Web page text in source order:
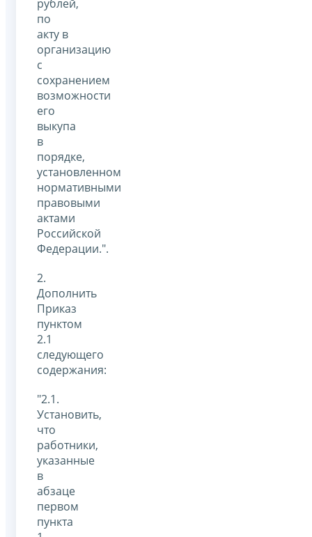
рублей,
по
акту в
организацию
с
сохранением
возможности
его
выкупа
в
порядке,
установленном
нормативными
правовыми
актами
Российской
Федерации.".
2.
Дополнить
Приказ
пунктом
2.1
следующего
содержания:
"2.1.
Установить,
что
работники,
указанные
в
абзаце
первом
пункта